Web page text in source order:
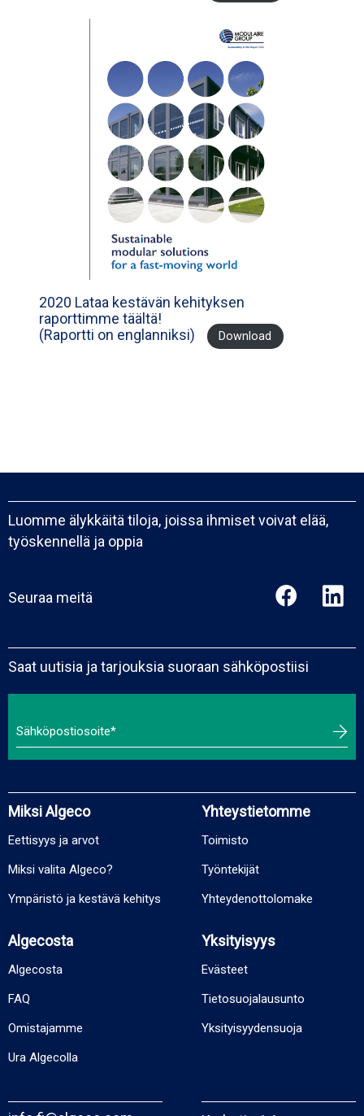
2020 Lataa kestävän kehityksen
raporttimme täältä!
(Raportti on englanniksi)
Download
Luomme älykkäitä tiloja, joissa ihmiset voivat elää,
työskennellä ja oppia
Seuraa meitä
Saat uutisia ja tarjouksia suoraan sähköpostiisi
Miksi Algeco
Eettisyys ja arvot
Miksi valita Algeco?
Ympäristö ja kestävä kehitys
Yhteystietomme
Toimisto
Työntekijät
Yhteydenottolomake
Algecosta
Algecosta
FAQ
Omistajamme
Ura Algecolla
Yksityisyys
Evästeet
Tietosuojalausunto
Yksityisyydensuoja